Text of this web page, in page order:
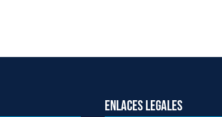
Enlaces Legales